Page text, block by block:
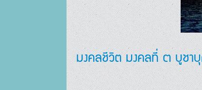
มงคลชีวิต มงคลที่ ๓ บูชา